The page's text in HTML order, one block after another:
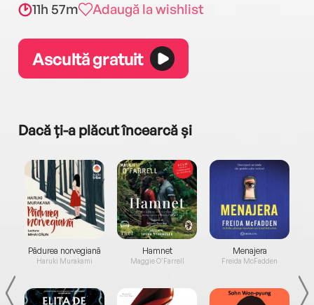
11h 57m Adaugă la wishlist
Ascultă gratuit
Dacă ți-a plăcut încearcă și
Pădurea norvegiană
Haruki Murakami
Hamnet
Maggie O'Farrell
Menajera
Freida McFadden